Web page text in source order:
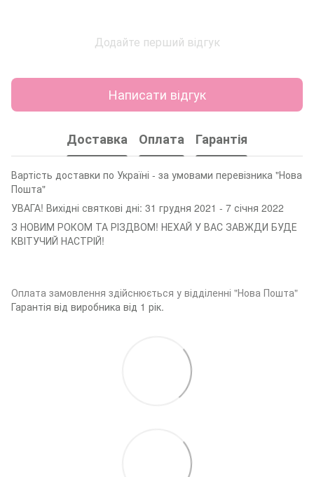
Додайте перший відгук
Написати відгук
Доставка Оплата Гарантія
Вартість доставки по Україні - за умовами перевізника "Нова
Пошта"
УВАГА! Вихідні святкові дні: 31 грудня 2021 - 7 січня 2022
З НОВИМ РОКОМ ТА РІЗДВОМ! НЕХАЙ У ВАС ЗАВЖДИ БУДЕ
КВІТУЧИЙ НАСТРІЙ!
Оплата замовлення здійснюється у відділенні "Нова Пошта"
Гарантія від виробника від 1 рік.